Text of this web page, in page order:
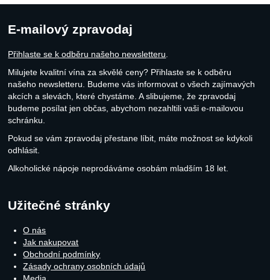
E-mailový zpravodaj
Přihlaste se k odběru našeho newsletteru
Milujete kvalitní vína za skvělé ceny? Přihlaste se k odběru
našeho newsletteru. Budeme vás informovat o všech zajímavých
akcích a slevách, které chystáme. A slibujeme, že zpravodaj
budeme posílat jen občas, abychom nezahltili vaši e-mailovou
schránku.
Pokud se vám zpravodaj přestane líbit, máte možnost se kdykoli
odhlásit.
Alkoholické nápoje neprodáváme osobám mladším 18 let.
Užitečné stránky
O nás
Jak nakupovat
Obchodní podmínky
Zásady ochrany osobních údajů